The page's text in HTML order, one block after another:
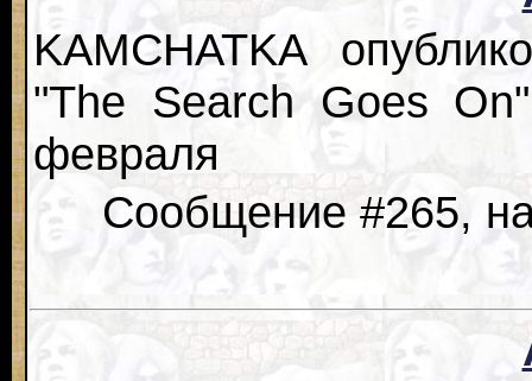
KAMCHATKA
"The Search Goes
февраля
Сообщение #265,